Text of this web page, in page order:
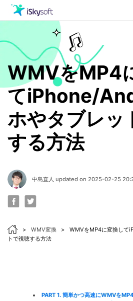
Utility
製品活用事例
ストア
ダウンロード
サポート
WMVをMP4
てiPhone/
ホやタブレッ
する方法
中島直人 updated on 2025-02-25
> WMV変換 >
WMVをMP4に変換して
トで視聴する方法
PART 1. 簡単かつ高速にWMVを